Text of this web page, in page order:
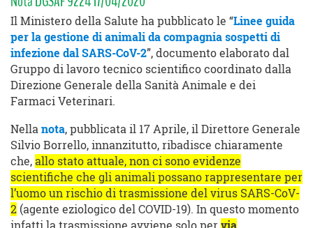
Il Ministero della Salute ha pubblicato le “Linee guida
per la gestione di animali da compagnia sospetti di
infezione dal SARS-CoV-2”, documento elaborato dal
Gruppo di lavoro tecnico scientifico coordinato dalla
Direzione Generale della Sanità Animale e dei
Farmaci Veterinari.
Nella nota, pubblicata il 17 Aprile, il Direttore Generale
Silvio Borrello, innanzitutto, ribadisce chiaramente
che, allo stato attuale, non ci sono evidenze
scientifiche che gli animali possano rappresentare per
l’uomo un rischio di trasmissione del virus SARS-CoV-
2 (agente eziologico del COVID-19). In questo momento